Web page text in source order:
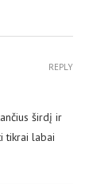
širdį ir
tikrai labai
REPLY